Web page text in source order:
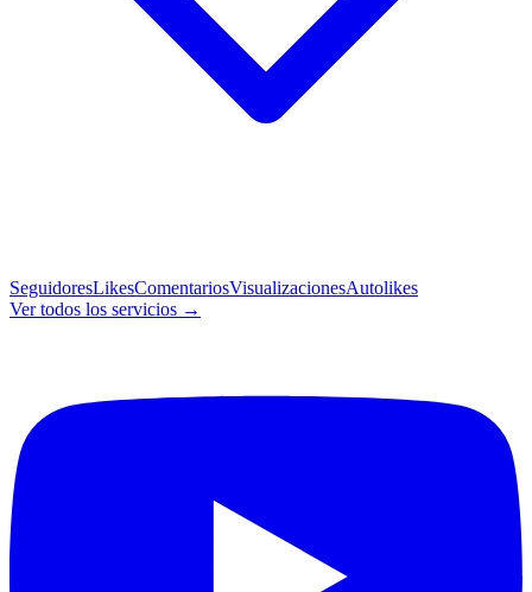
SeguidoresLikesComentariosVisualizacionesAutolikes
Ver todos los servicios →